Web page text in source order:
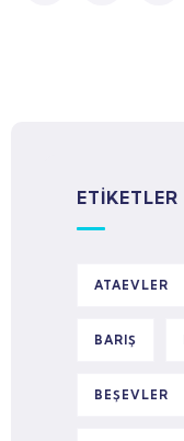
ETIKETLER
ATAEVLER
BARIŞ
BEŞEVLER